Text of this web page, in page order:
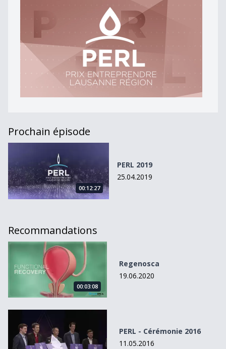
Prochain épisode
00:12:27
PERL 2019
25.04.2019
Recommandations
Regenosca
00:03:08
Regenosca
19.06.2020
PERL - Cérémonie 2016
11.05.2016